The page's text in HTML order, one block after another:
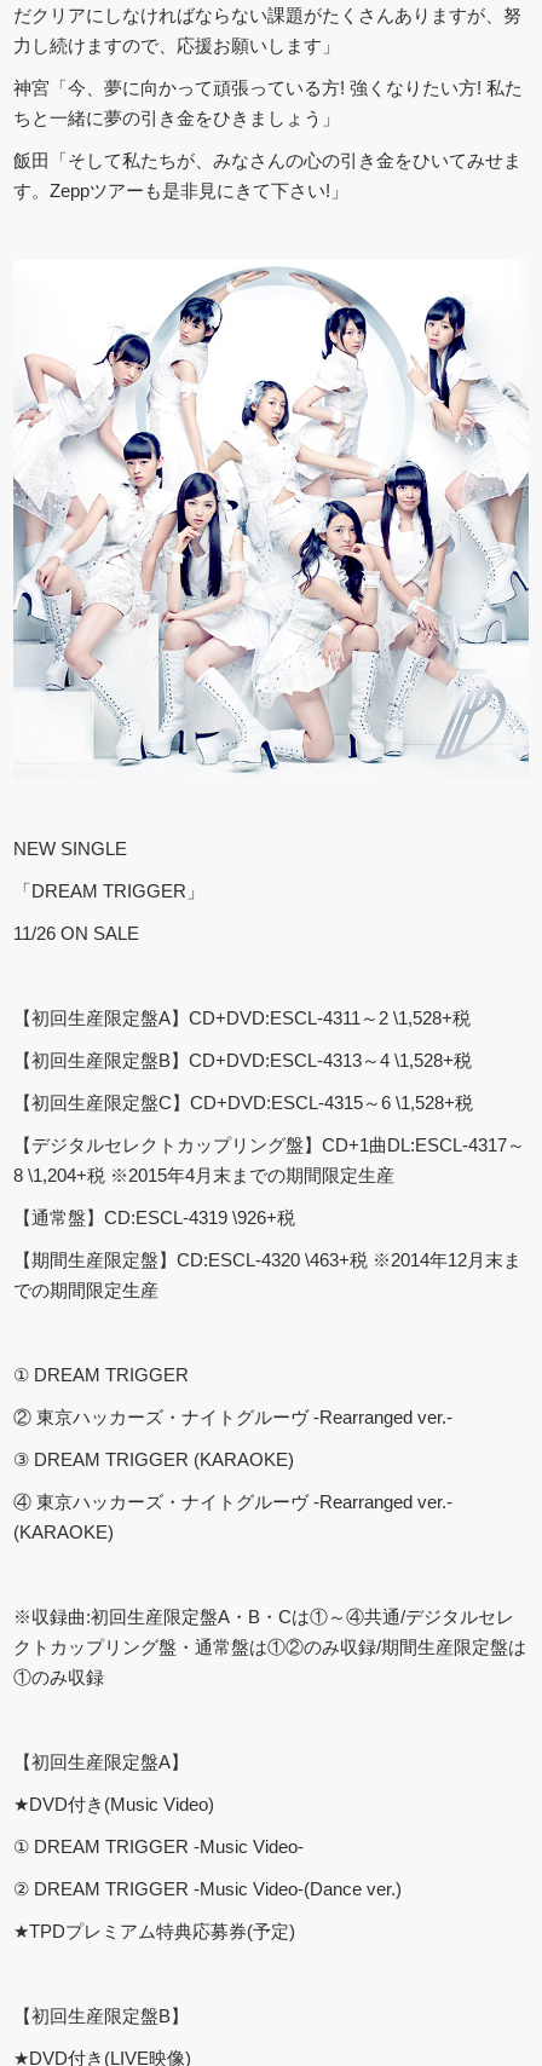
だクリアにしなければならない課題がたくさんありますが、努
力し続けますので、応援お願いします」
神宮「今、夢に向かって頑張っている方! 強くなりたい方! 私た
ちと一緒に夢の引き金をひきましょう」
飯田「そして私たちが、みなさんの心の引き金をひいてみせま
す。Zeppツアーも是非見にきて下さい!」
NEW SINGLE
「DREAM TRIGGER」
11/26 ON SALE
【初回生産限定盤A】CD+DVD:ESCL-4311～2 \1,528+税
【初回生産限定盤B】CD+DVD:ESCL-4313～4 \1,528+税
【初回生産限定盤C】CD+DVD:ESCL-4315～6 \1,528+税
【デジタルセレクトカップリング盤】CD+1曲DL:ESCL-4317～
8 \1,204+税 ※2015年4月末までの期間限定生産
【通常盤】CD:ESCL-4319 \926+税
【期間生産限定盤】CD:ESCL-4320 \463+税 ※2014年12月末ま
での期間限定生産
① DREAM TRIGGER
② 東京ハッカーズ・ナイトグルーヴ -Rearranged ver.-
③ DREAM TRIGGER (KARAOKE)
④ 東京ハッカーズ・ナイトグルーヴ -Rearranged ver.-
(KARAOKE)
※収録曲:初回生産限定盤A・B・Cは①～④共通/デジタルセレ
クトカップリング盤・通常盤は①②のみ収録/期間生産限定盤は
①のみ収録
【初回生産限定盤A】
★DVD付き(Music Video)
① DREAM TRIGGER -Music Video-
② DREAM TRIGGER -Music Video-(Dance ver.)
★TPDプレミアム特典応募券(予定)
【初回生産限定盤B】
★DVD付き(LIVE映像)